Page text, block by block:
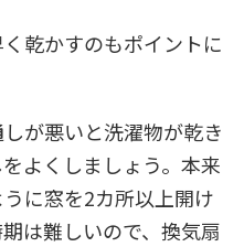
乾かすのもポイントに
が悪いと洗濯物が乾き
よくしましょう。本来
に窓を2カ所以上開け
は難しいので、換気扇